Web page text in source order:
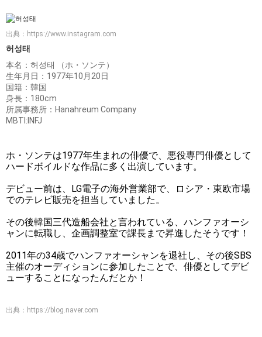
出典： https://www.instagram.com
허성태
本名：허성태 （ホ・ソンテ）
生年月日：1977年10月20日
国籍：韓国
身長：180cm
所属事務所：Hanahreum Company
MBTI:INFJ
ホ・ソンテは1977年生まれの俳優で、悪役専門俳優として
ハードボイルドな作品に多く出演しています。
デビュー前は、LG電子の海外営業部で、ロシア・東欧市場
でのテレビ販売を担当していました。
その後韓国三代造船会社と言われている、ハンファオーシ
ャンに転職し、企画調整室で課長まで昇進したそうです！
2011年の34歳でハンファオーシャンを退社し、その後SBS
主催のオーディションに参加したことで、俳優としてデビ
ューすることになったんだとか！
出典： https://blog.naver.com